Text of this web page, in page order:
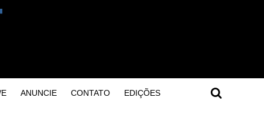
ANUNCIE CONTATO EDIÇÕES